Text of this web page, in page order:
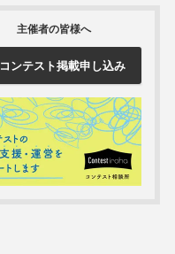
主催者の皆様へ
コンテスト掲載申し込み